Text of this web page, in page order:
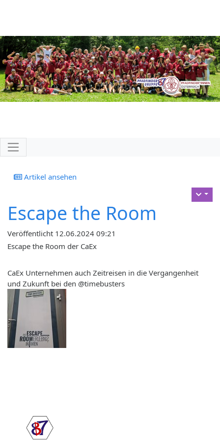
Artikel ansehen
Escape the Room
Veröffentlicht 12.06.2024 09:21
Escape the Room der CaEx
CaEx Unternehmen auch Zeitreisen in die Vergangenheit
und Zukunft bei den @timebusters